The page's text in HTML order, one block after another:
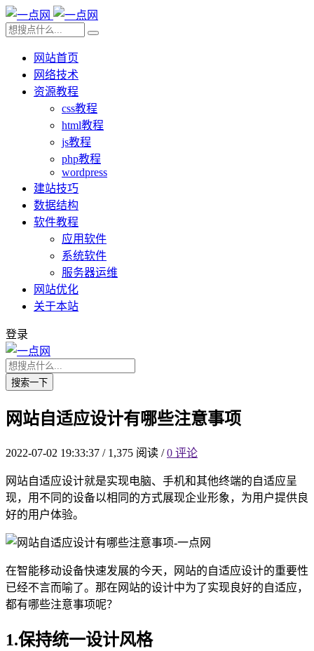
网站首页
网络技术
资源教程
css教程
html教程
js教程
php教程
wordpress
建站技巧
数据结构
软件教程
应用软件
系统软件
服务器运维
网站优化
关于本站
登录
搜索一下
网站自适应设计有哪些注意事项
2022-07-02 19:33:37 /1,375 阅读 / 0 评论
网站自适应设计就是实现电脑、手机和其他终端的自适应呈
现，用不同的设备以相同的方式展现企业形象，为用户提供良
好的用户体验。
在智能移动设备快速发展的今天，网站的自适应设计的重要性
已经不言而喻了。那在网站的设计中为了实现良好的自适应，
都有哪些注意事项呢？
1.保持统一设计风格